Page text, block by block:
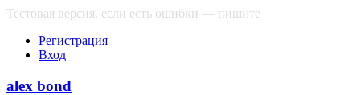
Тестовая версия, если есть ошибки — пишите
Регистрация
Вход
alex bond